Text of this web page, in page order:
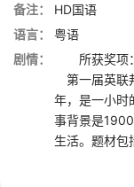
备注：
HD国语
语言：
粤语
剧情：
所获奖项
第一届英联
年，是一小时
事背景是
生活。题材包